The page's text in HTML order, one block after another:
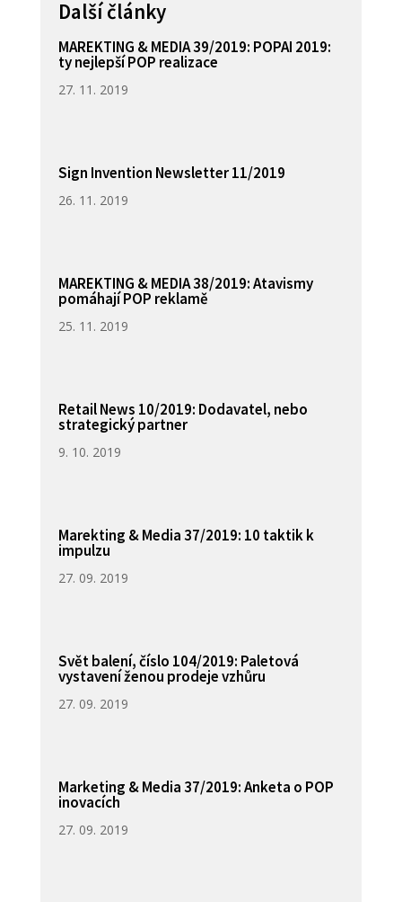
Další články
MAREKTING & MEDIA 39/2019: POPAI 2019:
ty nejlepší POP realizace
27. 11. 2019
Sign Invention Newsletter 11/2019
26. 11. 2019
MAREKTING & MEDIA 38/2019: Atavismy
pomáhají POP reklamě
25. 11. 2019
Retail News 10/2019: Dodavatel, nebo
strategický partner
9. 10. 2019
Marekting & Media 37/2019: 10 taktik k
impulzu
27. 09. 2019
Svět balení, číslo 104/2019: Paletová
vystavení ženou prodeje vzhůru
27. 09. 2019
Marketing & Media 37/2019: Anketa o POP
inovacích
27. 09. 2019